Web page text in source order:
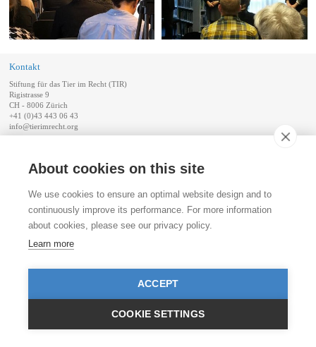
Kontakt
Stiftung für das Tier im Recht (TIR)
Rigistrasse 9
CH - 8006 Zürich
+41 (0)43 443 06 43
info@tierimrecht.org
IBAN: CH17 0900 0000 8770 0700 7, PostFinance CHF
© TIR / Impressum und Datenschutz
About cookies on this site
We use cookies to ensure an optimal website design and to
continuously improve its performance. For more information
about cookies, please see our privacy policy.
Learn more
ACCEPT
COOKIE SETTINGS